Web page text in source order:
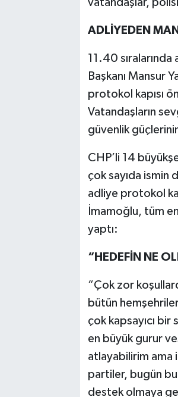
ADLİYEDEN
11.40
Başkanı Mansur
protokol kapısı
Vatandaşların
güvenlik
CHP’li 14
çok sayıda ismin
adliye protokol
İmamoğlu, tüm
yaptı:
“HEDEFİN NE
“Çok zor
bütün
çok kapsayıcı
en büyük gurur
atlayabilirim ama
partiler, bugün
destek olmaya